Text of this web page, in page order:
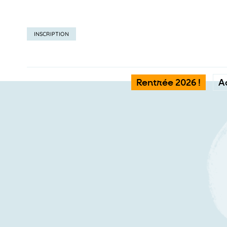
Rentrée 2026 !
INSCRIPTION